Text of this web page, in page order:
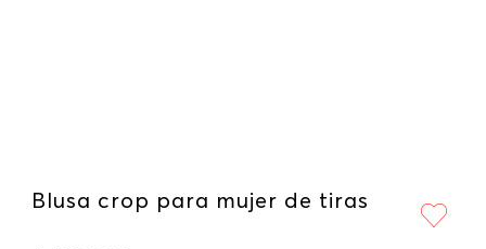
Blusa crop para mujer de tiras